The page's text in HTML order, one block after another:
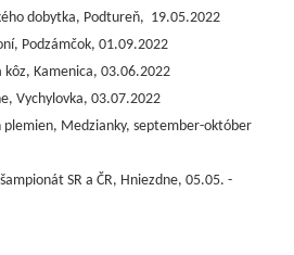
dobytka, Podtureň, 19.05.2022
Podzámčok, 01.09.2022
kôz, Kamenica, 03.06.2022
Vychylovka, 03.07.2022
plemien, Medzianky, september-október
SR a ČR, Hniezdne, 05.05. -